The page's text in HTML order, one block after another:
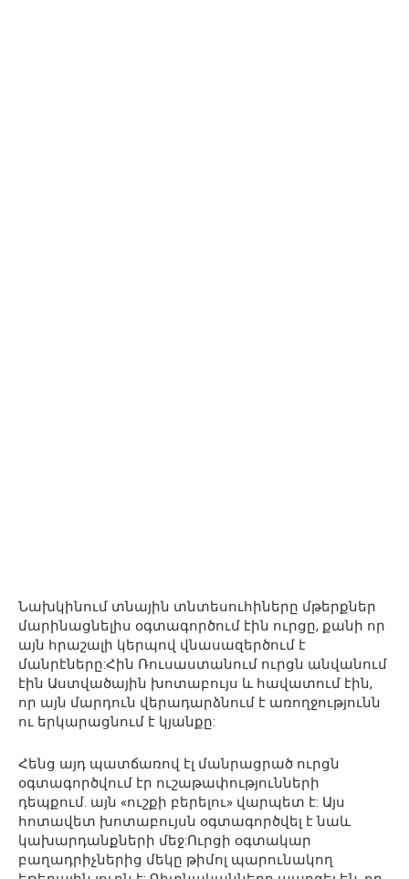
Նախկինում տնային տնտեսուհիները մթերքներ
մարինացնելիս օգտագործում էին ուրցը, քանի որ
այն հրաշալի կերպով վնասազերծում է
մանրէները:Հին Ռուսաստանում ուրցն անվանում
էին Աստվածային խոտաբույս և հավատում էին,
որ այն մարդուն վերադարձնում է առողջությունն
ու երկարացնում է կյանքը:
Հենց այդ պատճառով էլ մանրացրած ուրցն
օգտագործվում էր ուշաթափությունների
դեպքում. այն «ուշքի բերելու» վարպետ է: Այս
հոտավետ խոտաբույսն օգտագործվել է նաև
կախարդանքների մեջ:Ուրցի օգտակար
բաղադրիչներից մեկը թիմոլ պարունակող